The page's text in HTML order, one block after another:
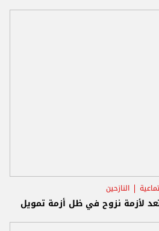
النازحين
لأزمة نزوح في ظل أزمة تمويل